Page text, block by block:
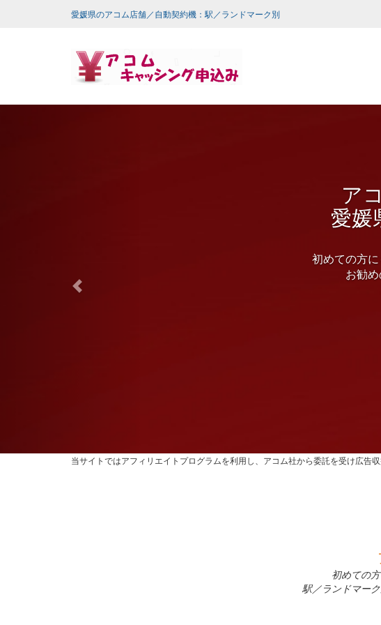
愛媛県のアコム店舗／自動契約機：駅／ランドマーク別
ア
愛媛
初めての方
お勧
当サイトではアフィリエイトプログラムを利用し、アコム社から委託を受け広告
初めての
駅／ランドマー